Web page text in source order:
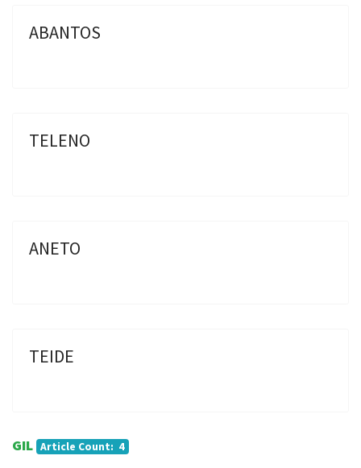
ABANTOS
TELENO
ANETO
TEIDE
GIL Article Count: 4